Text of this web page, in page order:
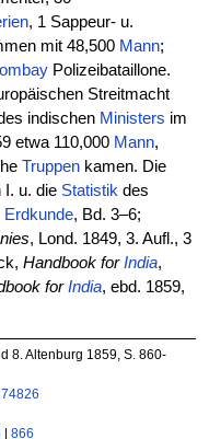
, 1 Sappeur- u.
mit 48,500 Mann;
Polizeibataillone.
Streitmacht
indischen Ministers im
etwa 110,000 Mann,
Truppenkamen. Die
u. die Statistik des
Erdkunde, Bd. 3–6;
, Lond. 1849, 3. Aufl., 3
Handbook forIndia,
forIndia, ebd. 1859,
8. Altenburg 1859, S. 860-
| 866